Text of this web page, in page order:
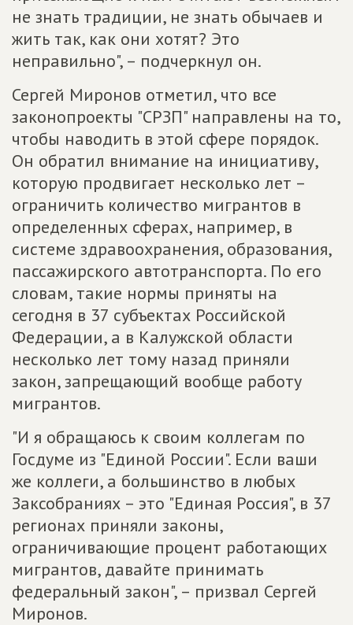
не знать традиции, не знать обычаев и
жить так, как они хотят? Это
неправильно", – подчеркнул он.
Сергей Миронов отметил, что все
законопроекты "СРЗП" направлены на то,
чтобы наводить в этой сфере порядок.
Он обратил внимание на инициативу,
которую продвигает несколько лет –
ограничить количество мигрантов в
определенных сферах, например, в
системе здравоохранения, образования,
пассажирского автотранспорта. По его
словам, такие нормы приняты на
сегодня в 37 субъектах Российской
Федерации, а в Калужской области
несколько лет тому назад приняли
закон, запрещающий вообще работу
мигрантов.
"И я обращаюсь к своим коллегам по
Госдуме из "Единой России". Если ваши
же коллеги, а большинство в любых
Заксобраниях – это "Единая Россия", в 37
регионах приняли законы,
ограничивающие процент работающих
мигрантов, давайте принимать
федеральный закон", – призвал Сергей
Миронов.